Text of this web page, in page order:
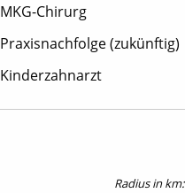
MKG-Chirurg
Praxisnachfolge (zukünftig)
Kinderzahnarzt
Radius in km: